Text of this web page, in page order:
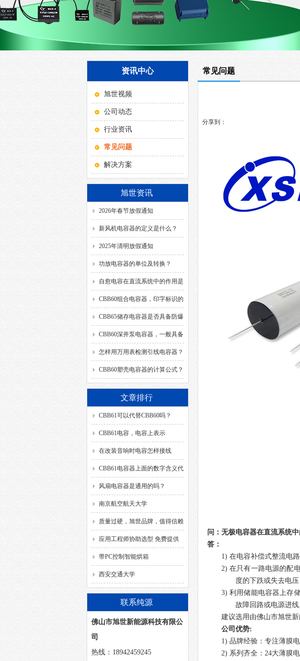
资讯中心
旭世视频
公司动态
行业资讯
常见问题
解决方案
旭世资讯
2026年春节放假通知
新风机电容器的定义是什么？
2025年清明放假通知
功放电容器的单位及转换？
自愈电容在直流系统中的作用是
什么？
CBB60组合电容器，印字标识的
SH、DB、C、40/85/21、
50/60HZ分别代表什么意思？
CBB65储存电容器是否具备防爆
功能？
CBB60深井泵电容器，一般具备
哪几种引出方式？
怎样用万用表检测引线电容器？
CBB60塑壳电容器的计算公式？
文章排行
CBB61可以代替CBB60吗？
CBB61电容，电容上表示
的“SH”代表什么含义？
在改装音响时电容怎样接线
CBB61电容器上面的数字含义代
表？
风扇电容器是通用的吗？
南京航空航天大学
质量过硬，旭世品牌，值得信赖
应用工程师协助选型 免费提供
解决方案
带PC控制智能烘箱
西安交通大学
联系纯源
佛山市旭世新能源科技有限公
司
热线：18942459245
常见问题
分享到：
问： 无极电容器在直流系统
答：
1) 在电容补偿式整流电
2) 在只有一路电源的配
度的下跌或失去电压
3) 利用储能电容器上存
故障回路或电源进线
建议选用由佛山市旭世新
公司优势:
1) 品牌经验：专注薄膜
2) 系列齐全： 24大薄膜